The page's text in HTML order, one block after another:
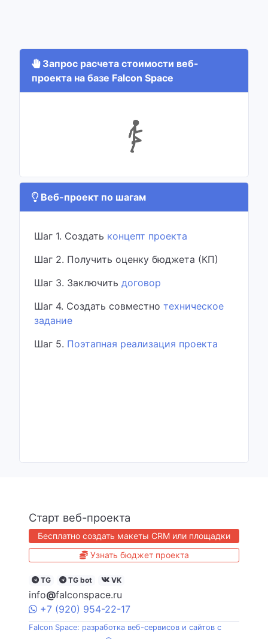
Запрос расчета стоимости веб-
проекта на базе Falcon Space
Веб-проект по шагам
Шаг 1. Создать концепт проекта
Шаг 2. Получить оценку бюджета (КП)
Шаг 3. Заключить договор
Шаг 4. Создать совместно техническое
задание
Шаг 5. Поэтапная реализация проекта
Старт веб-проекта
Бесплатно создать макеты CRM или площадки
Узнать бюджет проекта
TG TG bot VK
info@falconspace.ru
+7 (920) 954-22-17
Falcon Space: разработка веб-сервисов и сайтов с